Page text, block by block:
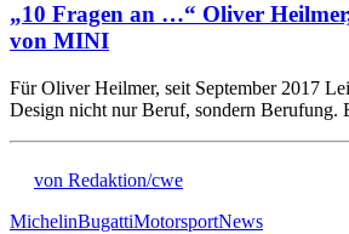
„10 Fragen an …“ Oliver
von MINI
Für Oliver Heilmer, seit September 2017
Design nicht nur Beruf, sondern Berufung.
von Redaktion/cwe
MichelinBugattiMotorsportNews